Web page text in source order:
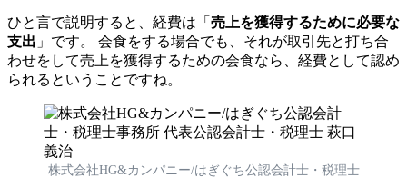
ひと言で説明すると、経費は「 売上を獲得するために必要な
支出 」です。 会食をする場合でも、それが取引先と打ち合
わせをして売上を獲得するための会食なら、経費として認め
られるということですね。
株式会社HG&カンパニー/はぎぐち公認会計士・税理士